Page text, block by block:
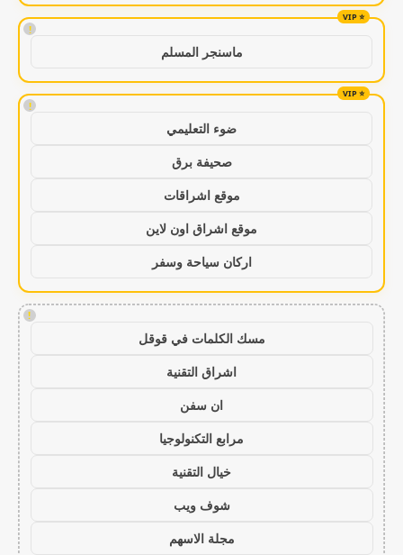
!
ماسنجر المسلم
!
ضوء التعليمي
صحيفة برق
موقع اشراقات
موقع اشراق اون لاين
اركان سياحة وسفر
!
مسك الكلمات في قوقل
اشراق التقنية
ان سفن
مرابع التكنولوجيا
خيال التقنية
شوف ويب
مجلة الاسهم